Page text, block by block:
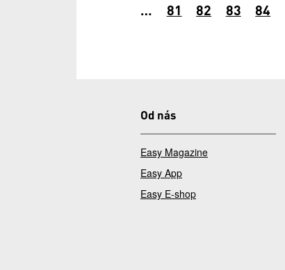
… 81 82 83 84
Od nás
Easy Magazine
Easy App
Easy E-shop